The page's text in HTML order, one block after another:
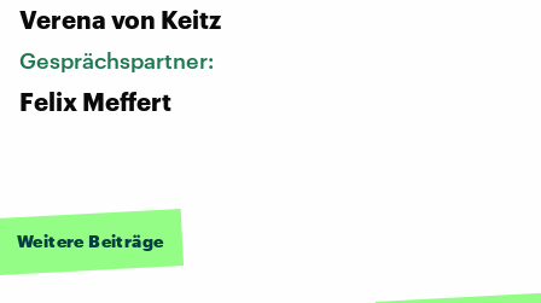
Verena von Keitz
Gesprächspartner:
Felix Meffert
Weitere Beiträge